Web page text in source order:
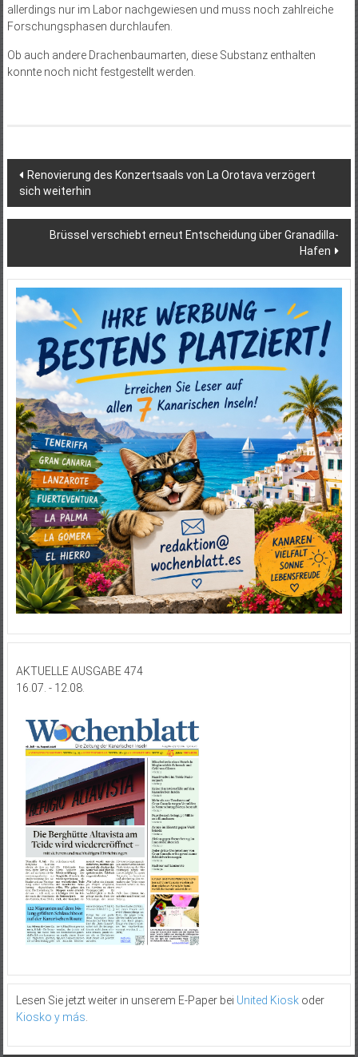
allerdings nur im Labor nachgewiesen und muss noch zahlreiche
Forschungsphasen durchlaufen.
Ob auch andere Drachenbaumarten, diese Substanz enthalten
konnte noch nicht festgestellt werden.
Beitragsnavigation
Renovierung des Konzertsaals von La Orotava verzögert
sich weiterhin
Brüssel verschiebt erneut Entscheidung über Granadilla-
Hafen
AKTUELLE AUSGABE 474
16.07. - 12.08.
Lesen Sie jetzt weiter in unserem E-Paper bei United Kioskoder
Kiosko y más